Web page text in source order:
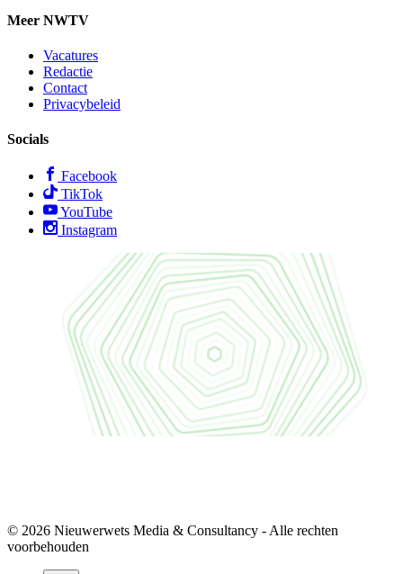
Meer NWTV
Vacatures
Redactie
Contact
Privacybeleid
Socials
Facebook
TikTok
YouTube
Instagram
© 2026 Nieuwerwets Media & Consultancy - Alle rechten
voorbehouden